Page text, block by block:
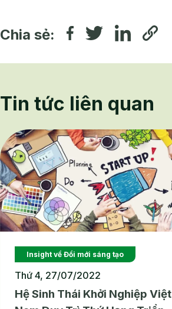
Chia sẻ:
Tin tức liên quan
Insight về Đổi mới sáng tạo
Thứ 4, 27/07/2022
Hệ Sinh Thái Khởi Nghiệp Việt